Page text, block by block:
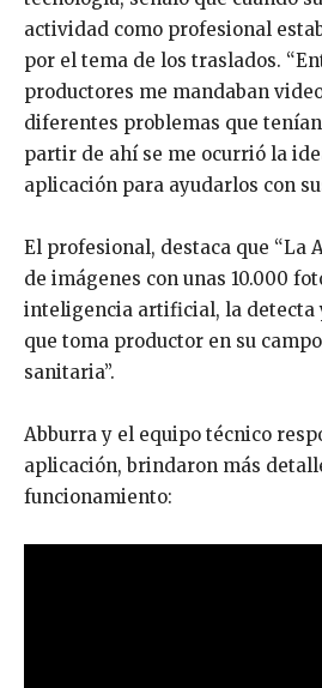
actividad como profesional
por el tema de los traslados.
productores me mandaban
diferentes problemas que
partir de ahí se me ocurrió la
aplicación para ayudarlos con
El profesional, destaca que “La
de imágenes con unas 10.000
inteligencia artificial, la detecta
que toma productor en su
sanitaria”.
Abburra y el equipo técnico
aplicación, brindaron más
funcionamiento: